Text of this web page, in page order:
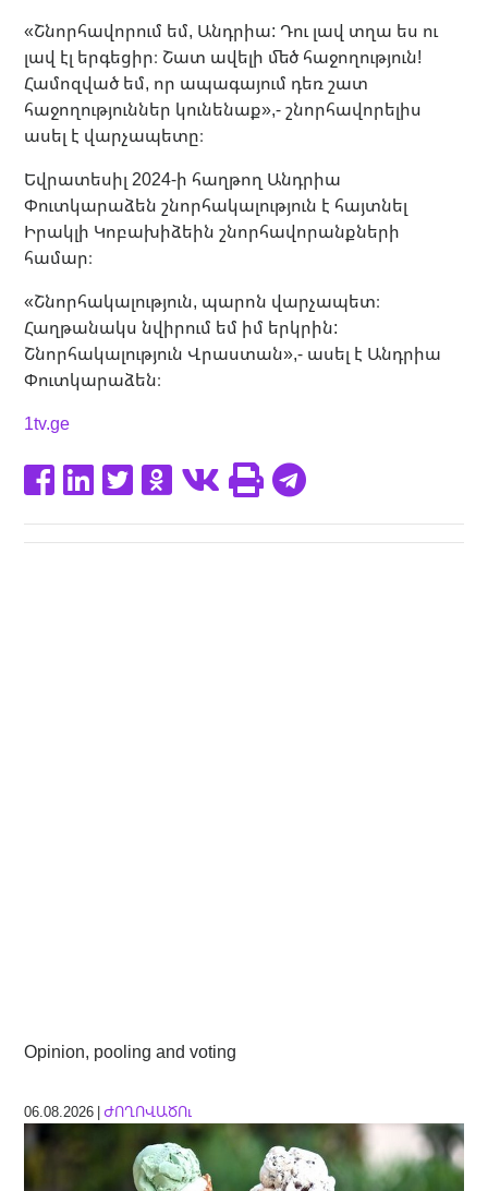
«Շնորհավորում եմ, Անդրիա: Դու լավ տղա ես ու
լավ էլ երգեցիր։ Շատ ավելի մեծ հաջողություն!
Համոզված եմ, որ ապագայում դեռ շատ
հաջողություններ կունենաք»,- շնորհավորելիս
ասել է վարչապետը։
Եվրատեսիլ 2024-ի հաղթող Անդրիա
Փուտկարաձեն շնորհակալություն է հայտնել
Իրակլի Կոբախիձեին շնորհավորանքների
համար։
«Շնորհակալություն, պարոն վարչապետ։
Հաղթանակս նվիրում եմ իմ երկրին:
Շնորհակալություն Վրաստան»,- ասել է Անդրիա
Փուտկարաձեն։
1tv.ge
Opinion, pooling and voting
06.08.2026 |ԺՈՂՈՎԱԾՈւ